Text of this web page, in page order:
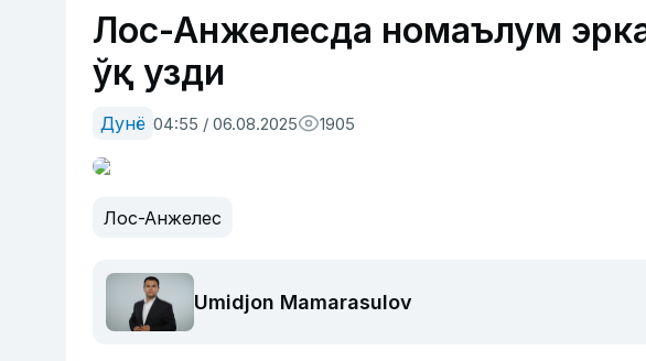
Лос-Анжелесда номаълум
ўқ узди
Дунё 04:55 / 06.08.2025 1905
Лос-Анжелес
Umidjon Mamarasulov